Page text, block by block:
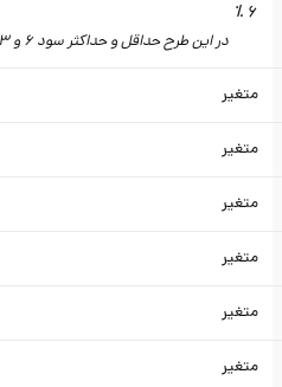
6 ٪
در این طرح حداقل و حداکثر سود 6 و 23 درصد است
متغیر
متغیر
متغیر
متغیر
متغیر
متغیر